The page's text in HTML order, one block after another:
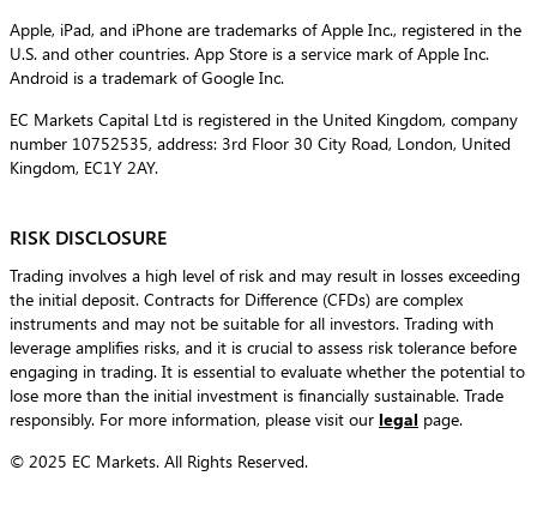
Apple, iPad, and iPhone are trademarks of Apple Inc., registered in the
U.S. and other countries. App Store is a service mark of Apple Inc.
Android is a trademark of Google Inc.
EC Markets Capital Ltd is registered in the United Kingdom, company
number 10752535, address: 3rd Floor 30 City Road, London, United
Kingdom, EC1Y 2AY.
RISK DISCLOSURE
Trading involves a high level of risk and may result in losses exceeding
the initial deposit. Contracts for Difference (CFDs) are complex
instruments and may not be suitable for all investors. Trading with
leverage amplifies risks, and it is crucial to assess risk tolerance before
engaging in trading. It is essential to evaluate whether the potential to
lose more than the initial investment is financially sustainable. Trade
responsibly. For more information, please visit our legal page.
© 2025 EC Markets. All Rights Reserved.